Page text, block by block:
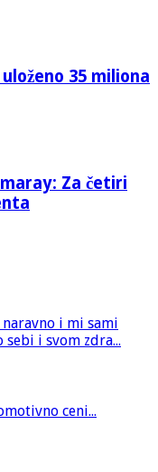
35 miliona
Za četiri
i mi sami
i svom zdra...
ceni...